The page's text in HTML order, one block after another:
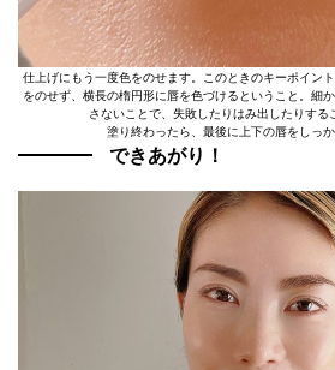
仕上げにもう一度色をのせます。このときのキーポイン
をのせず、横長の楕円形に唇を色づけるということ。細
さないことで、失敗したりはみ出したりする
塗り終わったら、最後に上下の唇をしっか
できあがり！